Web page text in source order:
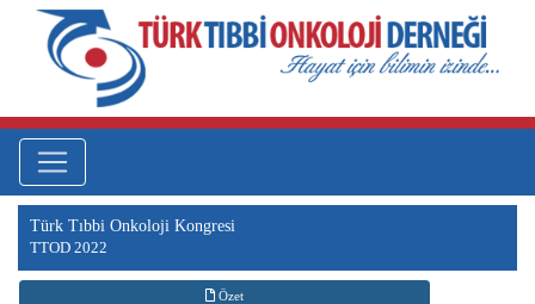
Türk Tıbbi Onkoloji Kongresi
TTOD 2022
Özet